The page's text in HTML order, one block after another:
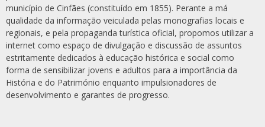
município de Cinfães (constituído em 1855). Perante a má
qualidade da informação veiculada pelas monografias locais e
regionais, e pela propaganda turística oficial, propomos utilizar a
internet como espaço de divulgação e discussão de assuntos
estritamente dedicados à educação histórica e social como
forma de sensibilizar jovens e adultos para a importância da
História e do Património enquanto impulsionadores de
desenvolvimento e garantes de progresso.